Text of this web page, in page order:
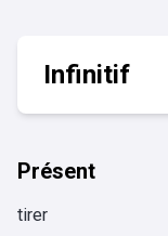
Infinitif
Présent
tirer